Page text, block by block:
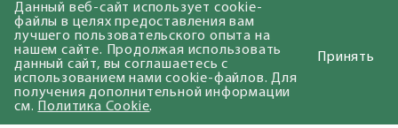
Данный веб-сайт использует cookie-
файлы в целях предоставления вам
лучшего пользовательского опыта на
нашем сайте. Продолжая использовать
данный сайт, вы соглашаетесь с
использованием нами cookie-файлов. Для
получения дополнительной информации
см.
Политика Cookie.
Принять